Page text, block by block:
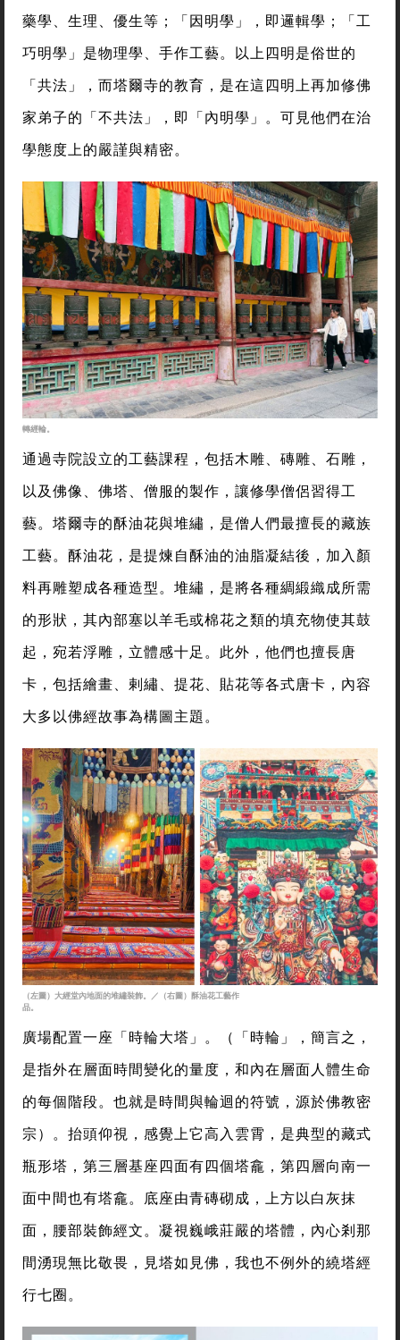
藥學、生理、優生等；「因明學」，即邏輯學；「工
巧明學」是物理學、手作工藝。以上四明是俗世的
「共法」，而塔爾寺的教育，是在這四明上再加修佛
家弟子的「不共法」，即「內明學」。可見他們在治
學態度上的嚴謹與精密。
轉經輪。
通過寺院設立的工藝課程，包括木雕、磚雕、石雕，
以及佛像、佛塔、僧服的製作，讓修學僧侶習得工
藝。塔爾寺的酥油花與堆繡，是僧人們最擅長的藏族
工藝。酥油花，是提煉自酥油的油脂凝結後，加入顏
料再雕塑成各種造型。堆繡，是將各種綢緞織成所需
的形狀，其內部塞以羊毛或棉花之類的填充物使其鼓
起，宛若浮雕，立體感十足。此外，他們也擅長唐
卡，包括繪畫、剌繡、提花、貼花等各式唐卡，內容
大多以佛經故事為構圖主題。
（左圖）大經堂內地面的堆繡裝飾。／（右圖）酥油花工藝作
品。
廣場配置一座「時輪大塔」。（「時輪」，簡言之，
是指外在層面時間變化的量度，和內在層面人體生命
的每個階段。也就是時間與輪迴的符號，源於佛教密
宗）。抬頭仰視，感覺上它高入雲霄，是典型的藏式
瓶形塔，第三層基座四面有四個塔龕，第四層向南一
面中間也有塔龕。底座由青磚砌成，上方以白灰抹
面，腰部裝飾經文。凝視巍峨莊嚴的塔體，內心剎那
間湧現無比敬畏，見塔如見佛，我也不例外的繞塔經
行七圈。